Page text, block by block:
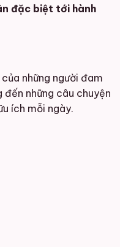
đặc biệt tới hành
những người đam
những câu chuyện
ích mỗi ngày.